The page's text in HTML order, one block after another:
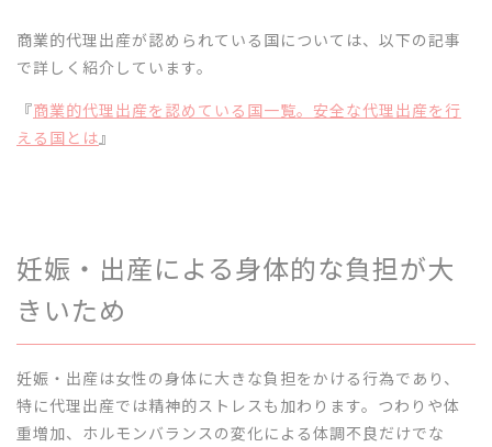
商業的代理出産が認められている国については、以下の記事
で詳しく紹介しています。
『商業的代理出産を認めている国一覧。安全な代理出産を行
える国とは 』
妊娠・出産による身体的な負担が大
きいため
妊娠・出産は女性の身体に大きな負担をかける行為であり、
特に代理出産では精神的ストレスも加わります。つわりや体
重増加、ホルモンバランスの変化による体調不良だけでな